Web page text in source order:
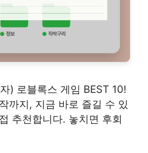
) 로블록스 게임 BEST 10!
까지, 지금 바로 즐길 수 있
추천합니다. 놓치면 후회